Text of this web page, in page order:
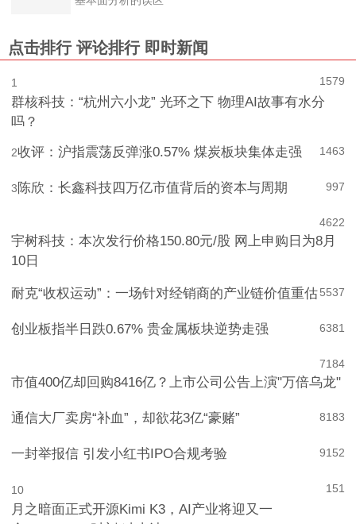
基本面分析的误区
点击排行 评论排行 即时新闻
1579
1
群核科技：“杭州六小龙” 光环之下 物理AI故事有水分
吗？
1463
2收评：沪指震荡反弹涨0.57% 煤炭板块集体走强
997
3陈欣：长鑫科技四万亿市值背后的资本与周期
622
4
宇树科技：本次发行价格150.80元/股 网上申购日为8月
10日
537
5
耐克“收权运动”：一场针对经销商的产业链价值重估
381
6
创业板指半日跌0.67% 贵金属板块逆势走强
184
7
市值400亿却回购8416亿？上市公司公告上演"万倍乌龙"
183
8
通信大厂卖房“补血”，却欲花3亿“豪赌”
152
9
一封举报信 引发小红书IPO合规考验
151
10
月之暗面正式开源Kimi K3，AI产业将迎又一